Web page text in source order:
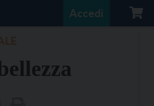
Accedi